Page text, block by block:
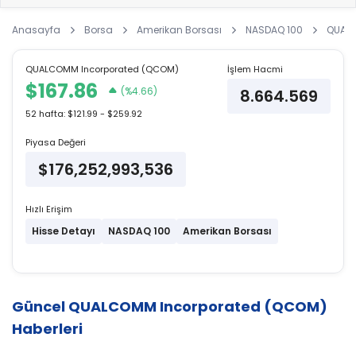
Anasayfa Borsa Amerikan Borsası NASDAQ 100
QUALCOMM Incorporated (QCOM)
$167.86 (%4.66)
52 hafta: $121.99 - $259.92
İşlem Hacmi
8.664.569
Piyasa Değeri
$176,252,993,536
Hızlı Erişim
Hisse Detayı NASDAQ 100 Amerikan Borsası
Güncel QUALCOMM Incorporated (QCOM)
Haberleri